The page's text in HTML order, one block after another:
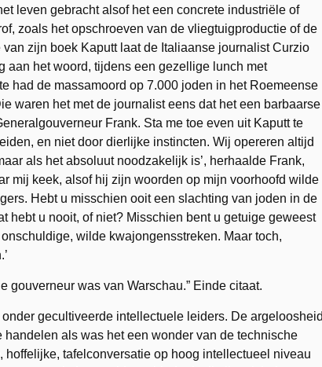
leven gebracht alsof het een concrete industriële of
zoals het opschroeven van de vliegtuigproductie of de
zijn boek Kaputt laat de Italiaanse journalist Curzio
aan het woord, tijdens een gezellige lunch met
had de massamoord op 7.000 joden in het Roemeense
waren het met de journalist eens dat het een barbaarse
Frank. Sta me toe even uit Kaputt te
en niet door dierlijke instincten. Wij opereren altijd
als het absoluut noodzakelijk is’, herhaalde Frank,
mij keek, alsof hij zijn woorden op mijn voorhoofd wilde
Hebt u misschien ooit een slachting van joden in de
hebt u nooit, of niet? Misschien bent u getuige geweest
wilde kwajongensstreken. Maar toch,
gouverneur was van Warschau.” Einde citaat.
gecultiveerde intellectuele leiders. De
als was het een wonder van de technische
tafelconversatie op hoog intellectueel niveau